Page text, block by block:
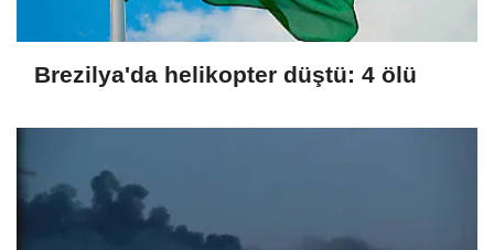
Brezilya'da helikopter düştü: 4 ölü